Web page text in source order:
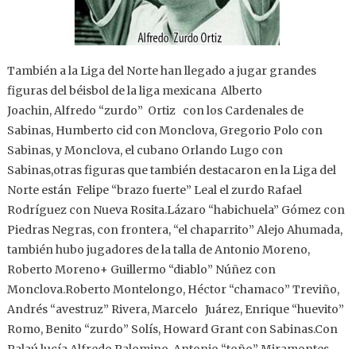
También a la Liga del Norte han llegado a jugar grandes
figuras del béisbol de la liga mexicana Alberto
Joachin, Alfredo “zurdo” Ortiz con los Cardenales de
Sabinas, Humberto cid con Monclova, Gregorio Polo con
Sabinas, y Monclova, el cubano Orlando Lugo con
Sabinas,otras figuras que también destacaron en la Liga del
Norte están Felipe “brazo fuerte” Leal el zurdo Rafael
Rodríguez con Nueva Rosita.Lázaro “habichuela” Gómez con
Piedras Negras, con frontera, “el chaparrito” Alejo Ahumada,
también hubo jugadores de la talla de Antonio Moreno,
Roberto Moreno+ Guillermo “diablo” Núñez con
Monclova.Roberto Montelongo, Héctor “chamaco” Treviño,
Andrés “avestruz” Rivera, Marcelo Juárez, Enrique “huevito”
Romo, Benito “zurdo” Solís, Howard Grant con Sabinas.Con